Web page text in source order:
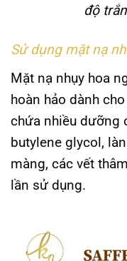
độ
Sử dụng mặt nạ
Mặt nạ nhụy hoa
hoàn hảo dành
chứa nhiều dưỡng
butylene glycol,
màng, các vết
lần sử dụng.